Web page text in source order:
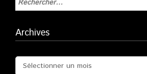
Archives